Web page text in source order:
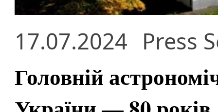
17.07.2024 Press
Головній